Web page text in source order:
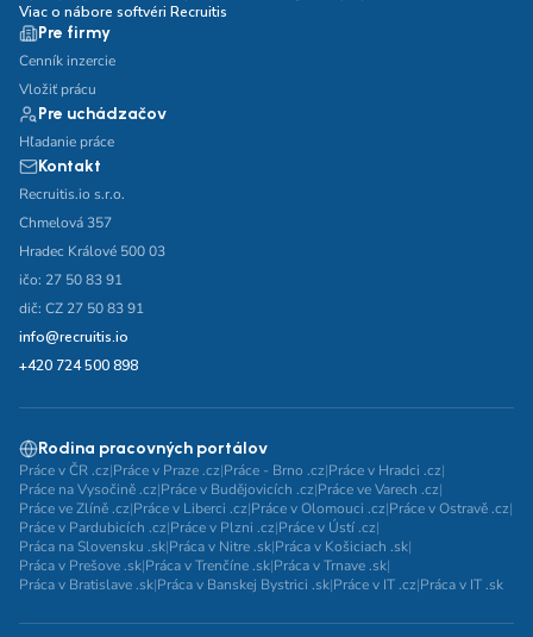
Viac o nábore softvéri Recruitis
Pre firmy
Cenník inzercie
Vložiť prácu
Pre uchádzačov
Hľadanie práce
Kontakt
Recruitis.io s.r.o.
Chmelová 357
Hradec Králové 500 03
ičo: 27 50 83 91
dič: CZ 27 50 83 91
info@recruitis.io
+420 724 500 898
Rodina pracovných portálov
Práce v ČR .cz|Práce v Praze .cz|Práce - Brno .cz|Práce v Hradci .cz|
Práce na Vysočině .cz|Práce v Budějovicích .cz|Práce ve Varech .cz|
Práce ve Zlíně .cz|Práce v Liberci .cz|Práce v Olomouci .cz|Práce v Ostravě .cz|
Práce v Pardubicích .cz|Práce v Plzni .cz|Práce v Ústí .cz|
Práca na Slovensku .sk|Práca v Nitre .sk|Práca v Košiciach .sk|
Práca v Prešove .sk|Práca v Trenčíne .sk|Práca v Trnave .sk|
Práca v Bratislave .sk|Práca v Banskej Bystrici .sk|Práce v IT .cz|Práca v IT .sk